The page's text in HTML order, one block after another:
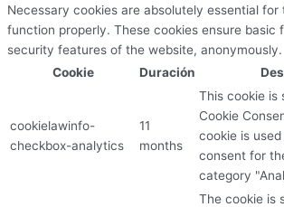
Necessary cookies are absolutely essential
function properly. These cookies ensure basic
security features of the website, anonymously.
Cookie
Duración
cookielawinfo-
checkbox-analytics
11
months
This cookie is
Cookie
cookie is
consent for
category
The cookie is